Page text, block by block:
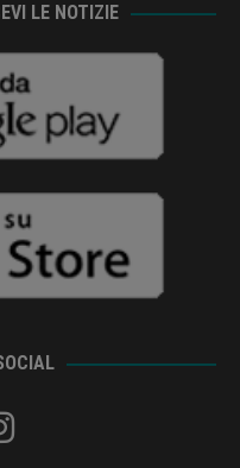
LE NOTIZIE